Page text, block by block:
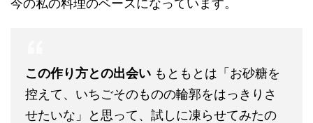
この作り方との出会い もともとは「お砂糖を
控えて、いちごそのものの輪郭をはっきりさ
せたいな」と思って、試しに凍らせてみたの